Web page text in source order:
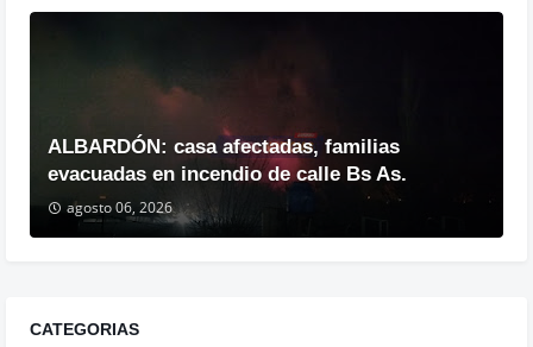
ALBARDÓN: casa afectadas, familias
evacuadas en incendio de calle Bs As.
agosto 06, 2026
CATEGORIAS